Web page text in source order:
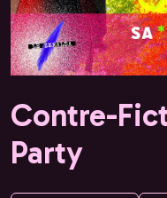
Contre-
Party